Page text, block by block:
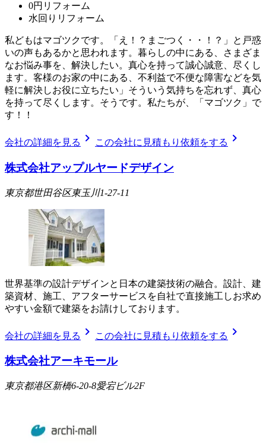
0円リフォーム
水回りリフォーム
私どもはマゴツクです。「え！？まごつく・・！？」と戸惑
いの声もあるかと思われます。暮らしの中にある、さまざま
なお悩み事を、解決したい。真心を持って誠心誠意、尽くし
ます。客様のお家の中にある、不利益で不便な障害などを気
軽に解決しお役に立ちたい」そういう気持ちを忘れず、真心
を持って尽くします。そうです。私たちが、「マゴツク」で
す！！
会社の詳細を見る chevron_right この会社に見積もり依頼をする chevron_right
株式会社アップルヤードデザイン
東京都世田谷区東玉川1-27-11
世界基準の設計デザインと日本の建築技術の融合。設計、建
築資材、施工、アフターサービスを自社で直接施工しお求め
やすい金額で建築をお請けしております。
会社の詳細を見る chevron_right この会社に見積もり依頼をする chevron_right
株式会社アーキモール
東京都港区新橋6-20-8愛宕ビル2F